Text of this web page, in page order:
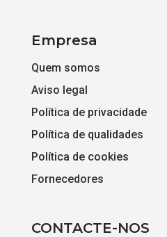
Empresa
Quem somos
Aviso legal
Política de privacidade
Política de qualidades
Política de cookies
Fornecedores
CONTACTE-NOS